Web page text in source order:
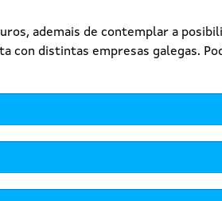
ademais de contemplar a
con distintas empresas galegas.